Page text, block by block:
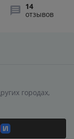
14
отзывов
городах,